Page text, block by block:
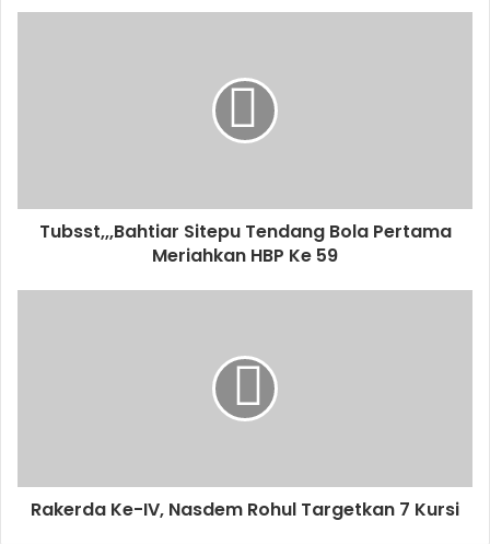
Tubsst,,,Bahtiar Sitepu Tendang Bola Pertama
Meriahkan HBP Ke 59
Rakerda Ke-IV, Nasdem Rohul Targetkan 7 Kursi